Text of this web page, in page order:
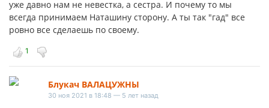
уже давно нам не невестка, а сестра. И почему то мы
всегда принимаем Наташину сторону. А ты так "гад" все
ровно все сделаешь по своему.
1
Блукач ВАЛАЦУЖНЫ
30 ноя 2021 в 18:48 — 5 лет назад